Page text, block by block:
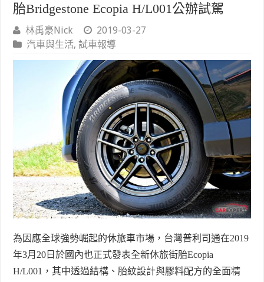
胎Bridgestone Ecopia H/L001公辦試駕
林禹豪Nick
2019-03-27
汽車與生活,試車報導
為因應全球強勢崛起的休旅車市場，台灣普利司通在2019
年3月 20 日於國內也正式發表全新休旅街胎Ecopia
H/L001 ，其中透過結構、胎紋設計與膠料配方的全面精